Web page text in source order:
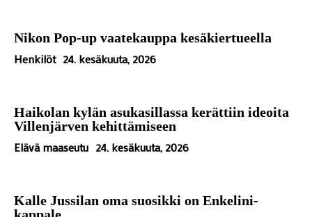
Nikon Pop-up vaatekauppa kesäkiertueella
Henkilöt 24. kesäkuuta, 2026
Haikolan kylän asukasillassa kerättiin ideoita
Villenjärven kehittämiseen
Elävä maaseutu 24. kesäkuuta, 2026
Kalle Jussilan oma suosikki on Enkelini-